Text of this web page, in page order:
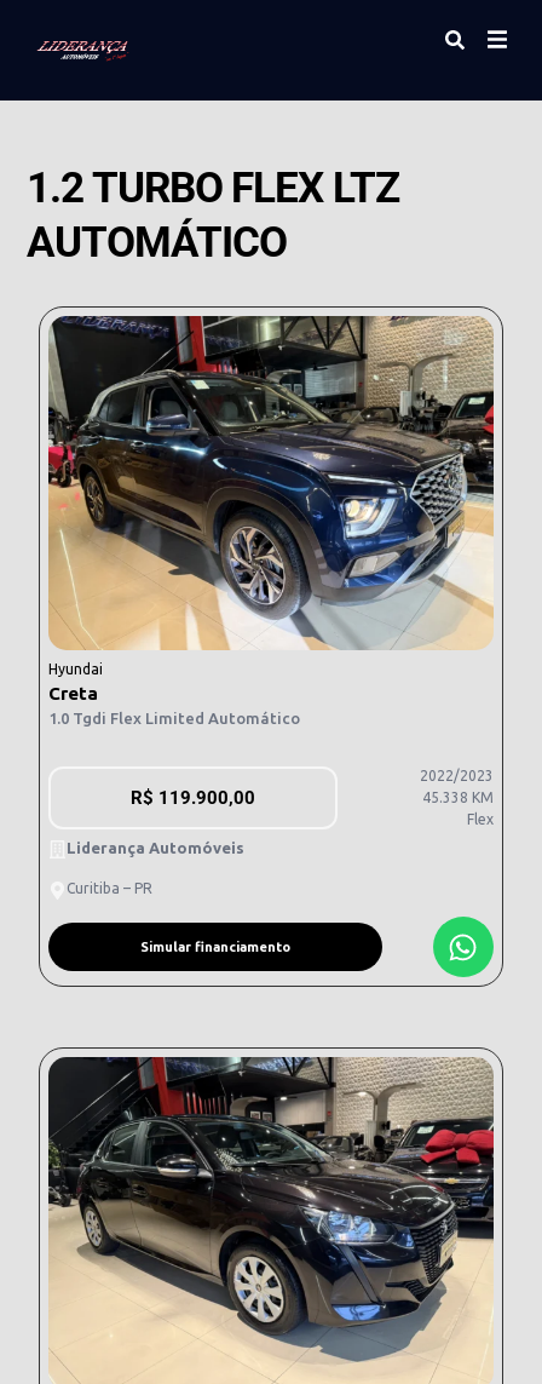
1.2 TURBO FLEX LTZ
AUTOMÁTICO
Hyundai
Creta
1.0 Tgdi Flex Limited Automático
R$ 119.900,00
2022/2023
45.338 KM
Flex
Liderança Automóveis
Curitiba – PR
Simular financiamento